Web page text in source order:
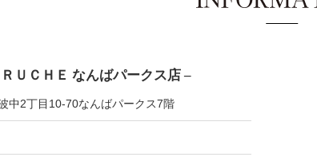
ＵＣＨＥ なんばパークス店 –
中2丁目10-70なんばパークス7階